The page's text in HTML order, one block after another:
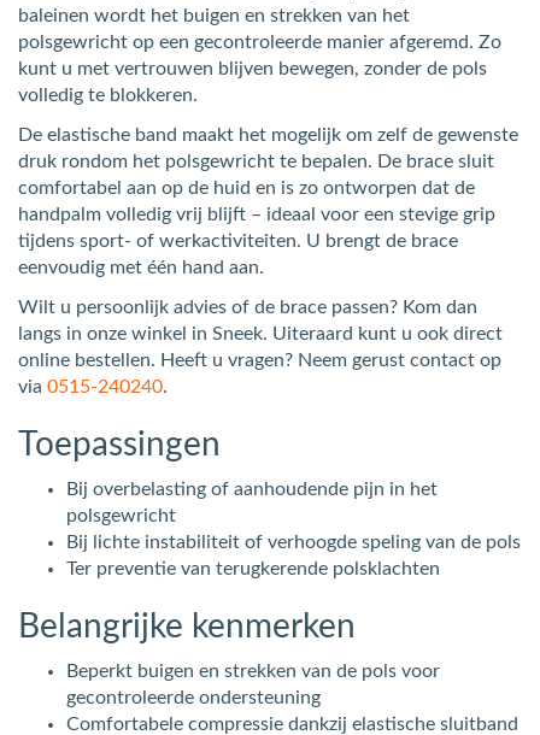
baleinen wordt het buigen en strekken van het
polsgewricht op een gecontroleerde manier afgeremd. Zo
kunt u met vertrouwen blijven bewegen, zonder de pols
volledig te blokkeren.
De elastische band maakt het mogelijk om zelf de gewenste
druk rondom het polsgewricht te bepalen. De brace sluit
comfortabel aan op de huid en is zo ontworpen dat de
handpalm volledig vrij blijft – ideaal voor een stevige grip
tijdens sport- of werkactiviteiten. U brengt de brace
eenvoudig met één hand aan.
Wilt u persoonlijk advies of de brace passen? Kom dan
langs in onze winkel in Sneek. Uiteraard kunt u ook direct
online bestellen. Heeft u vragen? Neem gerust contact op
via 0515‑240240.
Toepassingen
Bij overbelasting of aanhoudende pijn in het
polsgewricht
Bij lichte instabiliteit of verhoogde speling van de pols
Ter preventie van terugkerende polsklachten
Belangrijke kenmerken
Beperkt buigen en strekken van de pols voor
gecontroleerde ondersteuning
Comfortabele compressie dankzij elastische sluitband